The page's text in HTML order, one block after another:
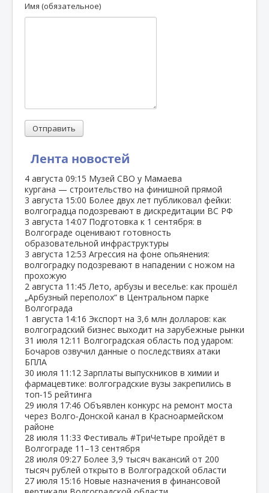
Лента новостей
4 августа 09:15 Музей СВО у Мамаева
кургана — строительство на финишной прямой
3 августа 15:00 Более двух лет публиковал фейки:
волгоградца подозревают в дискредитации ВС РФ
3 августа 14:07 Подготовка к 1 сентября: в
Волгограде оценивают готовность
образовательной инфраструктуры
3 августа 12:53 Агрессия на фоне опьянения:
волгоградку подозревают в нападении с ножом на
прохожую
2 августа 11:45 Лето, арбузы и веселье: как прошёл
„Арбузный переполох“ в Центральном парке
Волгограда
1 августа 14:16 Экспорт на 3,6 млн долларов: как
волгоградский бизнес выходит на зарубежные рынки
31 июля 12:11 Волгоградская область под ударом:
Бочаров озвучил данные о последствиях атаки
БПЛА
30 июля 11:12 Зарплаты выпускников в химии и
фармацевтике: волгоградские вузы закрепились в
топ‑15 рейтинга
29 июля 17:46 Объявлен конкурс на ремонт моста
через Волго‑Донской канал в Красноармейском
районе
28 июля 11:33 Фестиваль #ТриЧетыре пройдёт в
Волгограде 11–13 сентября
28 июля 09:27 Более 3,9 тысяч вакансий от 200
тысяч рублей открыто в Волгоградской области
27 июля 15:16 Новые назначения в финансовой
Имя (обязательное)
Отправить